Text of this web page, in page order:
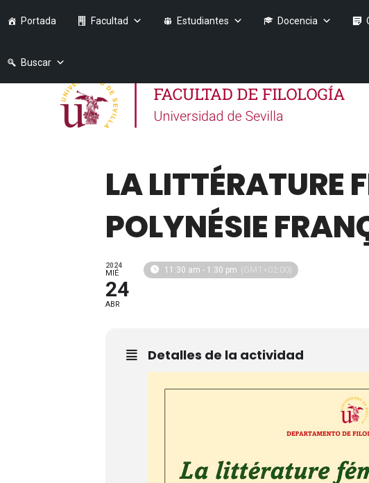
Portada Facultad Estudiantes Docencia
Buscar
LA LITTÉRATURE
POLYNÉSIE
2024
MIÉ
24
ABR
11:30 am - 1:30 pm (GMT+02:00)
Detalles de la actividad